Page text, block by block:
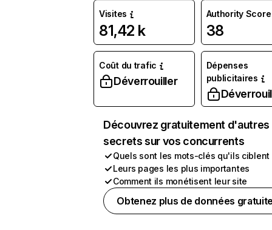
Visites
81,42 k
Authority Score
38
Coût du trafic
Déverrouiller
Dépenses
publicitaires
Découvrez gratuitement d'autres
secrets sur vos concurrents
Quels sont les mots-clés qu'ils ciblent
Leurs pages les plus importantes
Comment ils monétisent leur site
Obtenez plus de données